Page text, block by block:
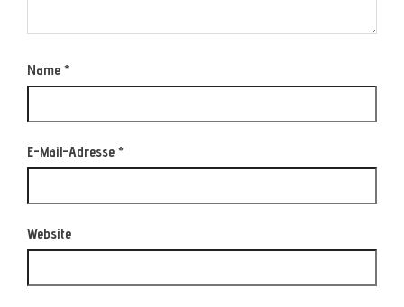
Name *
E-Mail-Adresse *
Website